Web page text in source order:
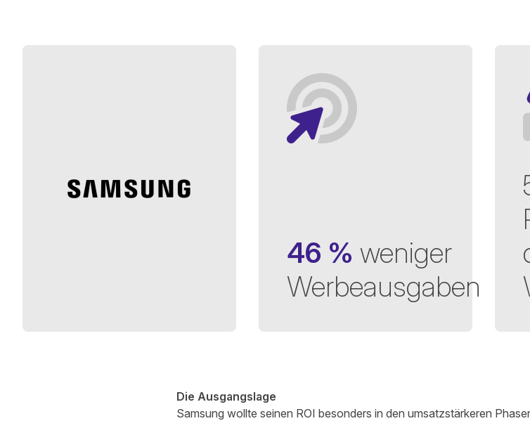
46 % weniger
Werbeausgaben
geschrieben vonRichard Towey
3 Minuten zum Lesen
Die Ausgangslage
Samsung wollte seinen ROI besonders in den umsatzstärkeren